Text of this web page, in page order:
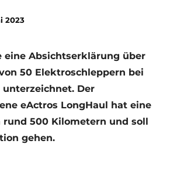
2023
eine Absichtserklärung über
50 Elektroschleppern bei
unterzeichnet. Der
eActros LongHaul hat eine
rund 500 Kilometern und soll
gehen.